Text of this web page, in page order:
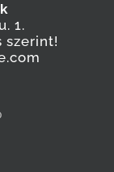
1.
szerint!